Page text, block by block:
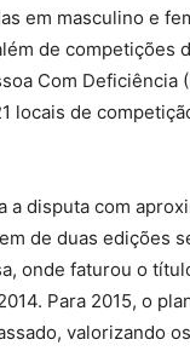
em masculino e
de competições
Com Deficiência
locais de
a disputa com
de duas edições
onde faturou o
Para 2015, o
valorizando